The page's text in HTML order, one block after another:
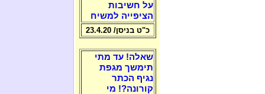
על חשיבות
הציפייה למשיח
כ"ט בניסן/ 23.4.20
שאלה! עד מתי
תימשך מגפת
נגיף הכתר
קורונה?! מי